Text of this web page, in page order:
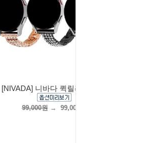
[NIVADA] 니바다 퀵릴리즈 갤럭
99,000원→ 99,000원